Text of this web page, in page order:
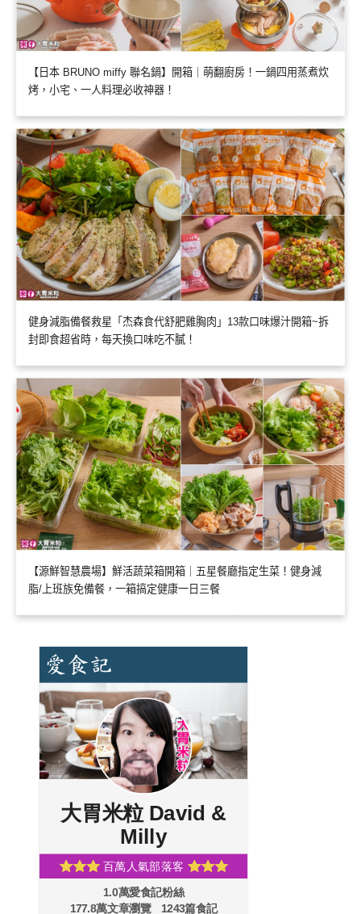
【日本 BRUNO miffy 聯名鍋】開箱｜萌翻廚房！一鍋四用蒸煮炊
烤，小宅、一人料理必收神器！
健身減脂備餐救星「杰森食代舒肥雞胸肉」13款口味爆汁開箱~拆
封即食超省時，每天換口味吃不膩！
【源鮮智慧農場】鮮活蔬菜箱開箱｜五星餐廳指定生菜！健身減
脂/上班族免備餐，一箱搞定健康一日三餐